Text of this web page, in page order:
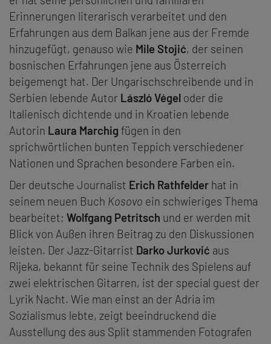
Erinnerungen literarisch verarbeitet und den
Erfahrungen aus dem Bal­kan jene aus der Fremde
hinzugefügt, genauso wie Mile Stojić, der seinen
bosnischen Erfahrungen jene aus Österreich
beigemengt hat. Der Ungarischschreibende und in
Serbien lebende Autor László Végel oder die
Italienisch dichtende und in Kroatien lebende
Autorin Laura Marchig fügen in den
sprichwörtlichen bunten Teppich verschiedener
Nationen und Sprachen besondere Farben ein.
Der deutsche Journalist Erich Rathfelder hat in
seinem neuen Buch Kosovo ein schwieriges Thema
bearbeitet; Wolfgang Petritsch und er werden mit
Blick von Außen ihren Beitrag zu den Diskussionen
leisten. Der Jazz-Gitarrist Darko Jurković aus
Rijeka, bekannt für seine Technik des Spielens auf
zwei elektrischen Gitarren, ist der special guest der
Lyrik Nacht. Wie man einst an der Adria im
Sozialismus lebte, zeigt beeindruckend die
Ausstellung des aus Split stammenden Fotografen